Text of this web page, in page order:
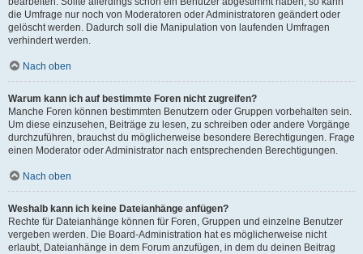
die Umfrage nur noch von Moderatoren oder Administratoren geändert oder
gelöscht werden. Dadurch soll die Manipulation von laufenden Umfragen
verhindert werden.
Nach oben
Warum kann ich auf bestimmte Foren nicht zugreifen?
Manche Foren können bestimmten Benutzern oder Gruppen vorbehalten sein.
Um diese einzusehen, Beiträge zu lesen, zu schreiben oder andere Vorgänge
durchzuführen, brauchst du möglicherweise besondere Berechtigungen. Frage
einen Moderator oder Administrator nach entsprechenden Berechtigungen.
Nach oben
Weshalb kann ich keine Dateianhänge anfügen?
Rechte für Dateianhänge können für Foren, Gruppen und einzelne Benutzer
vergeben werden. Die Board-Administration hat es möglicherweise nicht
erlaubt, Dateianhänge in dem Forum anzufügen, in dem du deinen Beitrag